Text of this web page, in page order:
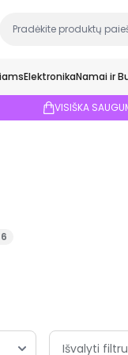
ElektronikaNamai ir
VISIŠKA
Išvalyti